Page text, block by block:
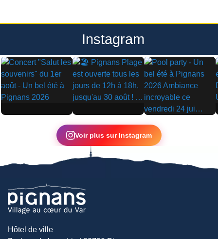
Instagram
▶ ▶
▶
Voir plus sur Instagram
Hôtel de ville